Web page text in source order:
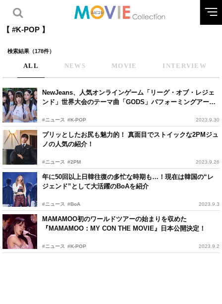
【 #K-POP 】
検索結果（178件）
ALL NEWS MOVIE INTERVIEW
NewJeans、人気オンラインゲーム「リーグ・オブ・レジェ
ンド」世界大会のテーマ曲「GODS」パフォーミングアーテ
#ニュース #K-POP 2023.9.30
プリッとしたお尻も魅力的！ 真面目でストイックな2PMジュ
ノの人気の紹介！
#ニュース #2PM 2023.9.26
年に50回以上日韓往復の多忙な時期も…！現在は韓国の“レ
ジェンド”として大活躍のBoAを紹介
#ニュース #BoA 2023.9.3
MAMAMOO初のワールドツアーの始まりを収めた
『MAMAMOO：MY CON THE MOVIE』日本公開決定！
#ニュース #K-POP 2023.9.2